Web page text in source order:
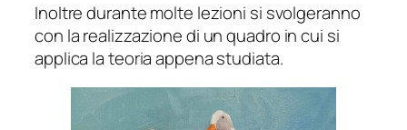
Inoltre durante molte lezioni si svolgeranno
con la realizzazione di un quadro in cui si
applica la teoria appena studiata.